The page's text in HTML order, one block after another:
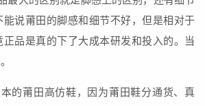
说莆田的脚感和细节不好，但是相对于
品是真的下了大成本研发和投入的。当
的莆田高仿鞋，因为莆田鞋分通货、真